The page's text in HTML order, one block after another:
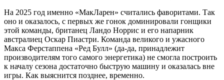
На 2025 год именно «МакЛарен» считались фаворитами. Так
оно и оказалось, с первых же гонок доминировали гонщики
этой команды, британец Ландо Норрис и его напарник
австралиец Оскар Пиастри. Команда великого и ужасного
Макса Ферстаппена «Ред Булл» (да-да, принадлежит
производителям того самого энергетика) не смогла построить
к началу сезона достаточно быструю машину и оказалась вне
игры. Как выяснится позднее, временно.